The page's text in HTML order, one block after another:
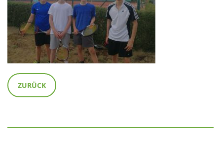
ZURÜCK